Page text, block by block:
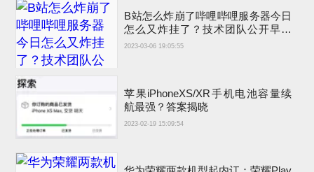
B站怎么炸崩了哔哩哔哩服务器今日
怎么又炸挂了？技术团队公开早先
原因
2023-03-06 19:05:55
苹果iPhoneXS/XR手机电池容量续
航最强？答案揭晓
2023-02-19 15:09:54